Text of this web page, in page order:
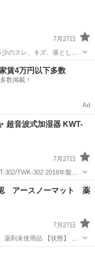
ください ・お...
7月27日
ご確認ください ・お値引き
のため、状態については
現地
賃4万円以下多数
数掲載！
Ad
超音波式加湿器 KWT-
7月27日
302/TWK-302 2018年製
落としきれない汚れなどご
お値引きは...
ウシシャ
アースノーマット 薬
7月27日
品 【状態】 ・
い汚れなどございます ・